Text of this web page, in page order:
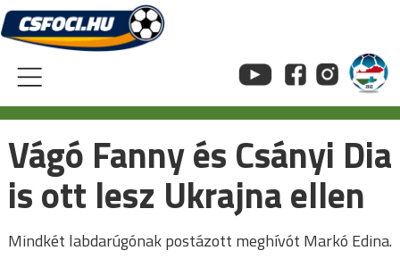
Skip
to
content
Vágó Fanny és Csányi Dia
is ott lesz Ukrajna ellen
Mindkét labdarúgónak postázott meghívót Markó Edina.